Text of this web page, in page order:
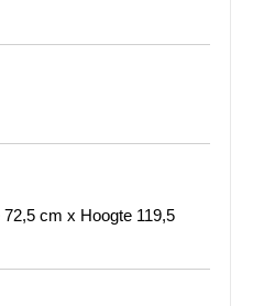
cm x Hoogte 119,5